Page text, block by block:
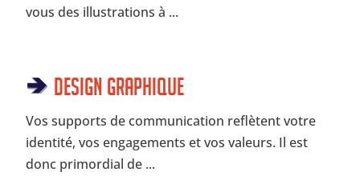
vous des illustrations à ...
Design Graphique
Vos supports de communication reflètent votre
identité, vos engagements et vos valeurs. Il est
donc primordial de ...